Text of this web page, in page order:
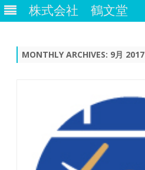
株式会社 鶴文堂
MONTHLY ARCHIVES: 9月 2017